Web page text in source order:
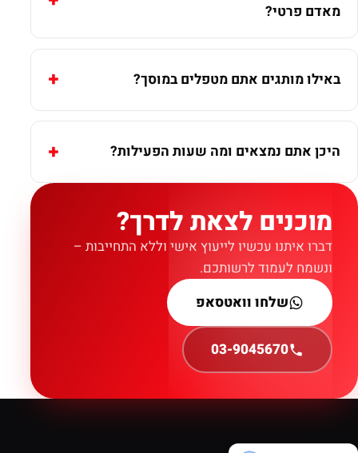
מאדם פרטי?
באילו מותגים אתם מטפלים במוסך?
היכן אתם נמצאים ומה שעות הפעילות?
מוכנים לצאת לדרך?
דברו איתנו עכשיו לייעוץ אישי וללא התחייבות –
ונשמח לעמוד לרשותכם.
שלחו וואטסאפ
03-9045670